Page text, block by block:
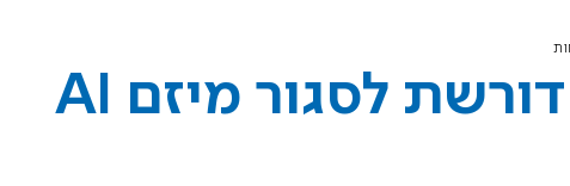
לשכת עורכי הדין דורשת לסגור מיזם AI